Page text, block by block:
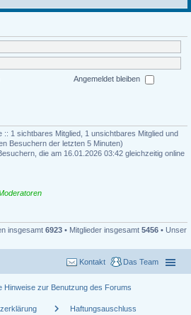
Angemeldet bleiben
:: 1 sichtbares Mitglied, 1 unsichtbares Mitglied und
Besuchern der letzten 5 Minuten)
die am 16.01.2026 03:42 gleichzeitig online
insgesamt 6923 • Mitglieder insgesamt 5456 • Unser
Das Team
Kontakt
Hinweise zur Benutzung des Forums
chevron_right Haftungsauschluss